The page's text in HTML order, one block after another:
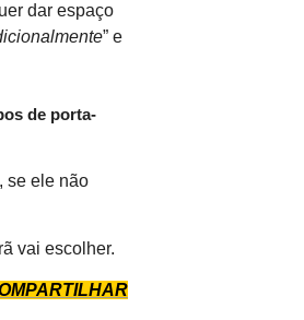
dar espaço
” e
de porta-
se ele não
vai escolher.